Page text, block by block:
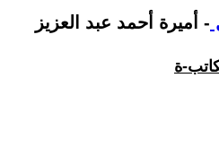
- أميرة أحمد عبد العزيز
ة